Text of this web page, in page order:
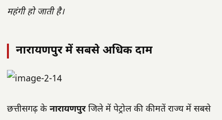
महंगी हो जाती है।
नारायणपुर में सबसे अधिक दाम
छत्तीसगढ़ के नारायणपुरजिले में पेट्रोल की कीमतें राज्य में सबसे